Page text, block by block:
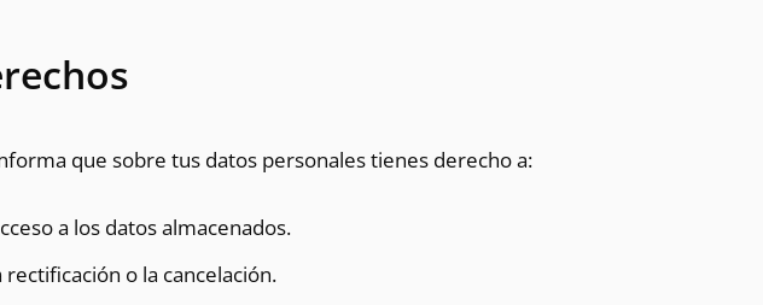
que sobre tus datos personales tienes derecho a:
a los datos almacenados.
rectificación o la cancelación.